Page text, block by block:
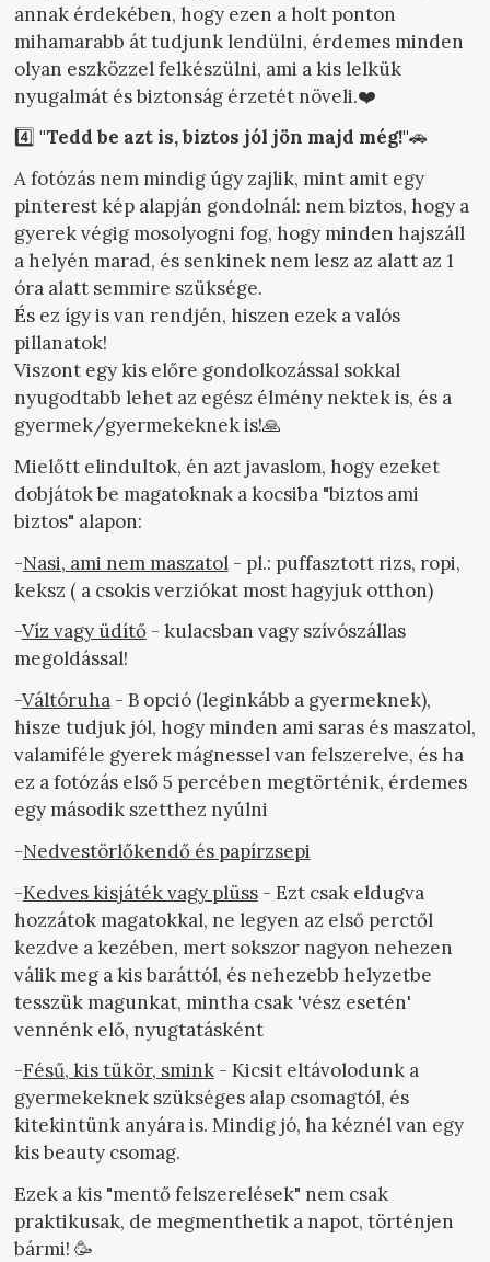
annak érdekében, hogy ezen a holt ponton
mihamarabb át tudjunk lendülni, érdemes minden
olyan eszközzel felkészülni, ami a kis lelkük
nyugalmát és biztonság érzetét növeli.❤️
4️⃣ "Tedd be azt is, biztos jól jön majd még!"🚗
A fotózás nem mindig úgy zajlik, mint amit egy
pinterest kép alapján gondolnál: nem biztos, hogy a
gyerek végig mosolyogni fog, hogy minden hajszáll
a helyén marad, és senkinek nem lesz az alatt az 1
óra alatt semmire szüksége.
És ez így is van rendjén, hiszen ezek a valós
pillanatok!
Viszont egy kis előre gondolkozással sokkal
nyugodtabb lehet az egész élmény nektek is, és a
gyermek/gyermekeknek is!🙏
Mielőtt elindultok, én azt javaslom, hogy ezeket
dobjátok be magatoknak a kocsiba "biztos ami
biztos" alapon:
-Nasi, ami nem maszatol- pl.: puffasztott rizs, ropi,
keksz ( a csokis verziókat most hagyjuk otthon)
-Víz vagy üdítő- kulacsban vagy szívószállas
megoldással!
-Váltóruha- B opció (leginkább a gyermeknek),
hisze tudjuk jól, hogy minden ami saras és maszatol,
valamiféle gyerek mágnessel van felszerelve, és ha
ez a fotózás első 5 percében megtörténik, érdemes
egy második szetthez nyúlni
-Nedvestörlőkendő és papírzsepi
-Kedves kisjáték vagy plüss- Ezt csak eldugva
hozzátok magatokkal, ne legyen az első perctől
kezdve a kezében, mert sokszor nagyon nehezen
válik meg a kis baráttól, és nehezebb helyzetbe
tesszük magunkat, mintha csak 'vész esetén'
vennénk elő, nyugtatásként
-Fésű, kis tükör, smink- Kicsit eltávolodunk a
gyermekeknek szükséges alap csomagtól, és
kitekintünk anyára is. Mindig jó, ha kéznél van egy
kis beauty csomag.
Ezek a kis "mentő felszerelések" nem csak
praktikusak, de megmenthetik a napot, történjen
bármi! 🥳